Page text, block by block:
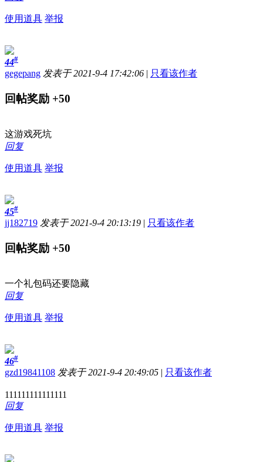
使用道具 举报
44#
gegepang 发表于 2021-9-4 17:42:06 | 只看该作者
回帖奖励 +50
这游戏死坑
回复
使用道具 举报
45#
jj182719 发表于 2021-9-4 20:13:19 | 只看该作者
回帖奖励 +50
一个礼包码还要隐藏
回复
使用道具 举报
46#
gzd19841108 发表于 2021-9-4 20:49:05 | 只看该作者
111111111111111
回复
使用道具 举报